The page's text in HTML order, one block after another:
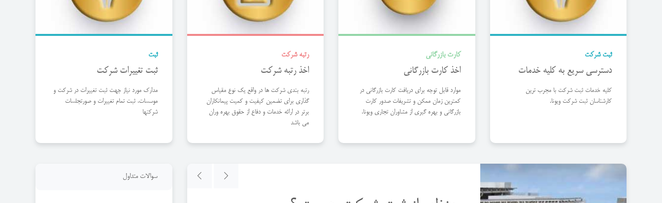
ثبت شرکت
دسترسی سریع به کلیه خدمات
کلیه خدمات ثبت شرکت با مجرب ترین
کارشناسان ثبت شرکت ویونا.
کارت بازرگانی
اخذ کارت بازرگانی
موارد قابل توجه برای دریافت كارت بازرگانی در
کمترین زمان ممکن و تشریفات صدور كارت
بازرگانی و بهره گیری از مشاوران تجاری ویونا.
رتبه شرکت
اخذ رتبه شرکت
رتبه بندی شرکت ها در واقع یک نوع مقیاس
گذاری برای تضمین کیفیت و کمیت پیمانکاران
برتر در ارائه خدمات و دفاع از حقوق بهره وران
می باشد
ثبت
ثبت تغییرات شرکت
مدارک مورد نیاز جهت ثبت تغییرات در شرکت و
موسسات، ثبت تمام تغییرات و صورتجلسات
شرکتها
سوالات متداول